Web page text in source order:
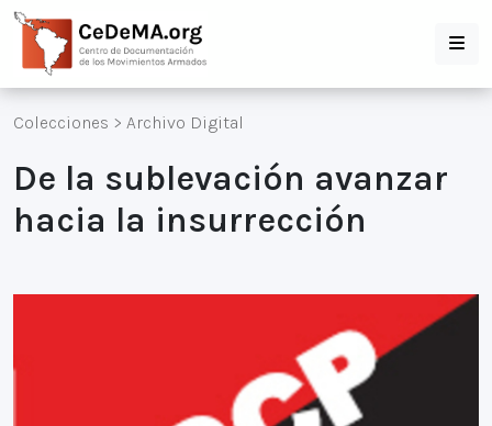
Colecciones > Archivo Digital
De la sublevación avanzar
hacia la insurrección